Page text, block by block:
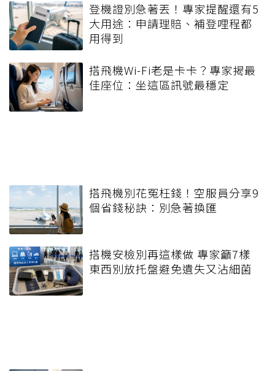
登機證別急著丟！專家提醒還有5
大用途：申請理賠、補登哩程都
用得到
搭飛機Wi-Fi老是卡卡？專家揭最
佳座位：坐這區訊號最穩定
搭飛機別花冤枉錢！空服員分享9
個省錢秘訣：別急著換匯
搭機安檢別再這樣做 專家籲7樣
東西別放托盤避免遺失又沾細菌